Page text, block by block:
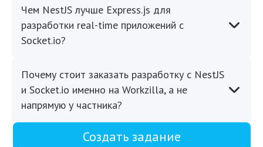
Чем NestJS лучше Express.js для
разработки real-time приложений с
Socket.io?
Почему стоит заказать разработку с NestJS
и Socket.io именно на Workzilla, а не
напрямую у частника?
Создать задание